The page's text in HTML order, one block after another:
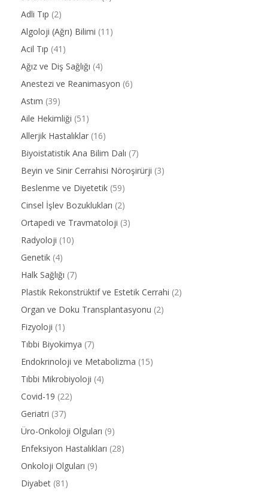
Adli Tıp (2)
Algoloji (Ağrı) Bilimi (11)
Acil Tıp (41)
Ağız ve Diş Sağlığı (4)
Anestezi ve Reanimasyon (6)
Astım (39)
Aile Hekimliği (51)
Allerjik Hastalıklar (16)
Biyoistatistik Ana Bilim Dalı (7)
Beyin ve Sinir Cerrahisi Nöroşirürji (3)
Beslenme ve Diyetetik (59)
Cinsel İşlev Bozuklukları (2)
Ortapedi ve Travmatoloji (3)
Radyoloji (10)
Genetik (4)
Halk Sağlığı (7)
Plastik Rekonstrüktif ve Estetik Cerrahi (2)
Organ ve Doku Transplantasyonu (2)
Fizyoloji (1)
Tıbbi Biyokimya (7)
Endokrinoloji ve Metabolizma (15)
Tıbbi Mikrobiyoloji (4)
Covid-19 (22)
Geriatri (37)
Üro-Onkoloji Olguları (9)
Enfeksiyon Hastalıkları (28)
Onkoloji Olguları (9)
Diyabet (81)